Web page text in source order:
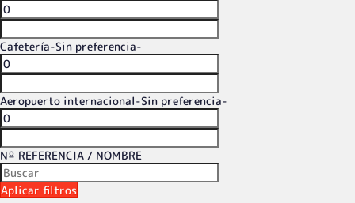
Cafetería-Sin preferencia-
Aeropuerto internacional-Sin preferencia-
Nº REFERENCIA / NOMBRE
Aplicar filtros